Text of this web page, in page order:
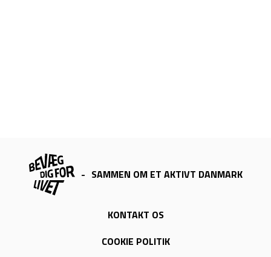
- SAMMEN OM ET AKTIVT DANMARK
KONTAKT OS
COOKIE POLITIK